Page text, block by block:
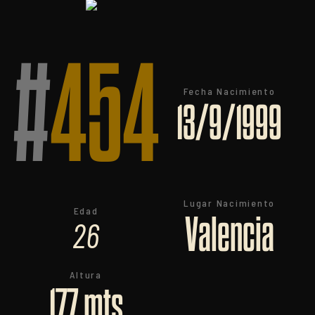
#454 Fecha Nacimiento
13/9/1999
Edad
26
Lugar Nacimiento
Valencia
Altura